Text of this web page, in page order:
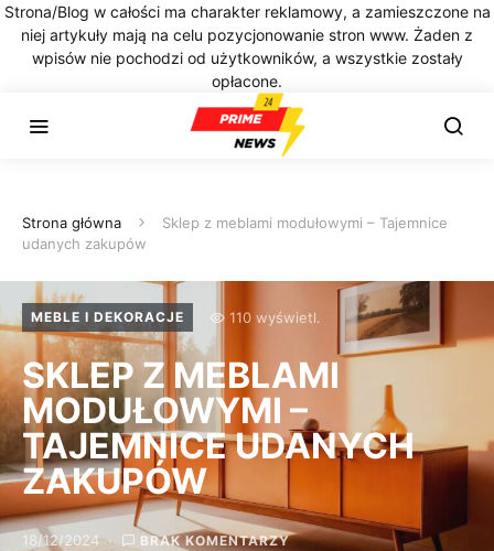
Strona/Blog w całości ma charakter reklamowy, a zamieszczone na
niej artykuły mają na celu pozycjonowanie stron www. Żaden z
wpisów nie pochodzi od użytkowników, a wszystkie zostały
opłacone.
Strona główna
Sklep z meblami modułowymi – Tajemnice
udanych zakupów
MEBLE I DEKORACJE 110 wyświetl.
SKLEP Z MEBLAMI
MODUŁOWYMI –
TAJEMNICE UDANYCH
ZAKUPÓW
18/12/2024 BRAK KOMENTARZY